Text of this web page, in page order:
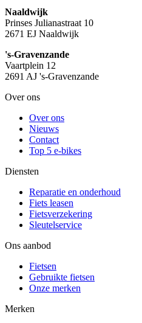
Naaldwijk
Prinses Julianastraat 10
2671 EJ Naaldwijk
's-Gravenzande
Vaartplein 12
2691 AJ 's-Gravenzande
Over ons
Over ons
Nieuws
Contact
Top 5 e-bikes
Diensten
Reparatie en onderhoud
Fiets leasen
Fietsverzekering
Sleutelservice
Ons aanbod
Fietsen
Gebruikte fietsen
Onze merken
Merken